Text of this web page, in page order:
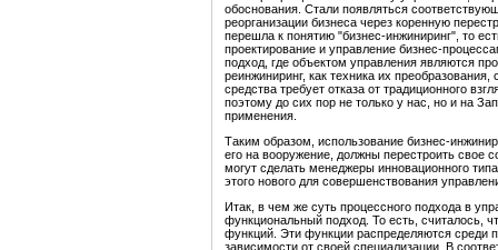
обоснования. Стали появляться
реорганизации бизнеса через коренную
перешла к понятию "бизнес-инжиниринг", то
проектирование и управление бизнес-
подход, где объектом управления являются
реинжиниринг, как техника их
средства требует отказа от традиционного
поэтому до сих пор не только у нас, но и на
применения.
Таким образом, использование бизнес-
его на вооружение, должны перестроить свое
могут сделать менеджеры инновационного
этого нового для совершенствования
Итак, в чем же суть процессного подхода в
функциональный подход. То есть, считалось,
функций. Эти функции распределяются среди
зависимости от своей специализации. В